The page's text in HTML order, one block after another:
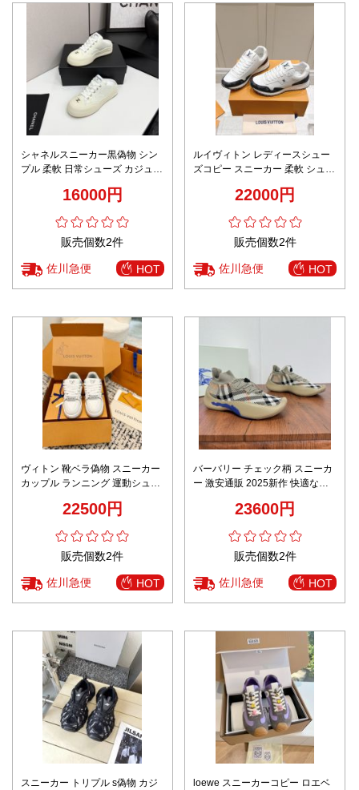
シャネルスニーカー黒偽物 シン
プル 柔軟 日常シューズ カジュア
16000円
販売個数2件
佐川急便 HOT
ルイヴィトン レディースシュー
ズコピー スニーカー 柔軟 シュー
22000円
販売個数2件
佐川急便 HOT
ヴィトン 靴ベラ偽物 スニーカー
カップル ランニング 運動シュー
22500円
販売個数2件
佐川急便 HOT
バーバリー チェック柄 スニーカ
ー 激安通販 2025新作 快適な着
23600円
販売個数2件
佐川急便 HOT
スニーカー トリプル s偽物 カジ
loewe スニーカーコピー ロエベ